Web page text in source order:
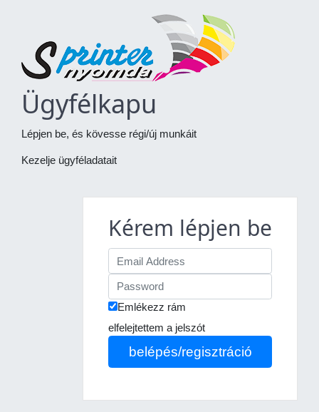
Ügyfélkapu
Lépjen be, és kövesse régi/új munkáit
Kezelje ügyféladatait
Kérem lépjen be
Emlékezz rám
elfelejtettem a jelszót
belépés/regisztráció